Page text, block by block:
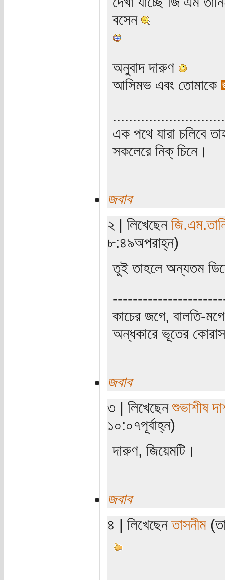
বসেন
অনুবাদ দারুণ
আসিমভ এবং তোমাকে
এক পথে যারা চলিবে
সকলেরে নিক্‌ চিনে।
জবাব
২ | লিখেছেন
৮:৪৯অপরাহ্ন)
তুই তাহলে অন্যতম
কাচের জগে, বালতি-
অন্ধকারে ভূতের
জবাব
৩ | লিখেছেনশুভাশীষ
১০:০৭পূর্বাহ্ন)
দারুণ, জিয়েমটি।
জবাব
৪ | লিখেছেনতাসনীম